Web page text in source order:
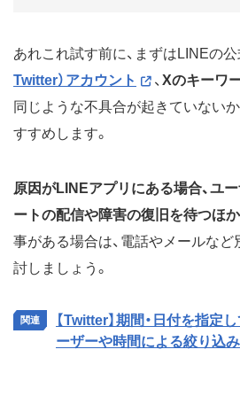
あれこれ試す前に、まずはLINEの
Twitter）アカウント
、Xのキーワ
同じような不具合が起きていない
すすめします。
原因がLINEアプリにある場合、ユ
ートの配信や障害の復旧を待つほか
事がある場合は、電話やメールな
討しましょう。
【Twitter】期間・日付を指
ーザーや時間による絞り込